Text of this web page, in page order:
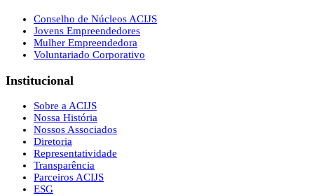
Conselho de Núcleos ACIJS
Jovens Empreendedores
Mulher Empreendedora
Voluntariado Corporativo
Institucional
Sobre a ACIJS
Nossa História
Nossos Associados
Diretoria
Representatividade
Transparência
Parceiros ACIJS
ESG